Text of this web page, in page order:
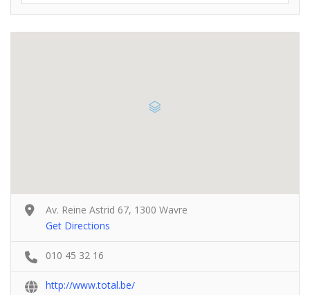
Av. Reine Astrid 67, 1300 Wavre
Get Directions
010 45 32 16
http://www.total.be/